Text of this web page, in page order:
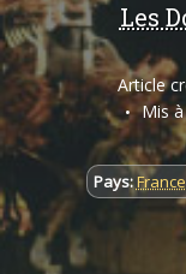
Les
Article
Mis à
Pays:France